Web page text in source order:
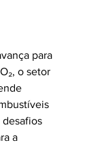
para
o setor
desafios
a